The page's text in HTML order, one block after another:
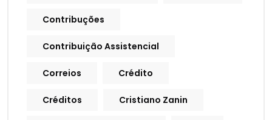
Contribuções
Contribuição Assistencial
Correios Crédito
Créditos Cristiano Zanin